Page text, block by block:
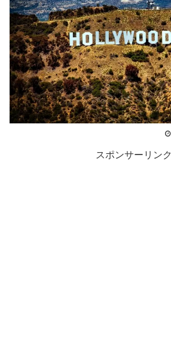
スポンサーリンク